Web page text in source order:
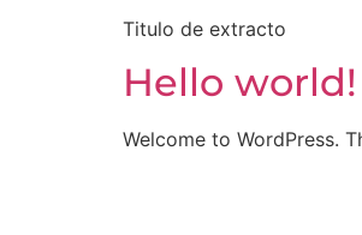
Titulo de extracto
Hello world!
Welcome to WordPress.